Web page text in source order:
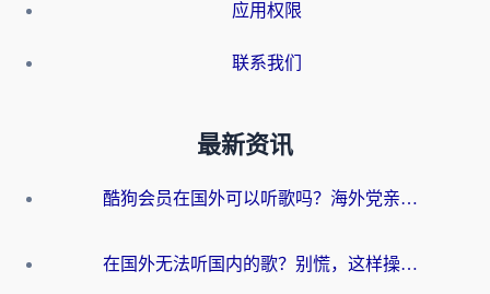
应用权限
联系我们
最新资讯
酷狗会员在国外可以听歌吗？海外党亲测有效：3步解决音乐权限难题
在国外无法听国内的歌？别慌，这样操作就能畅听QQ音乐（附亲测加速器推荐）